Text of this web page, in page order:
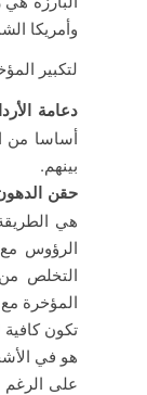
وأمريكا
لتكبير
دعامة
أساسا من
بينهم.
حقن
الرؤوس
التخلص من
هو في
على الرغم